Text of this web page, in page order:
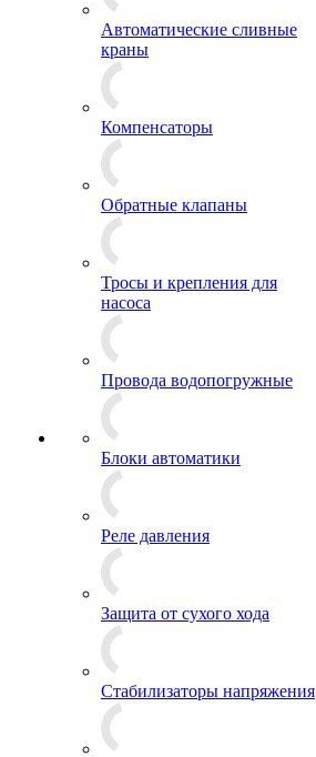
Автоматические сливные
краны
Компенсаторы
Обратные клапаны
Тросы и крепления для
насоса
Провода водопогружные
Блоки автоматики
Реле давления
Защита от сухого хода
Стабилизаторы напряжения